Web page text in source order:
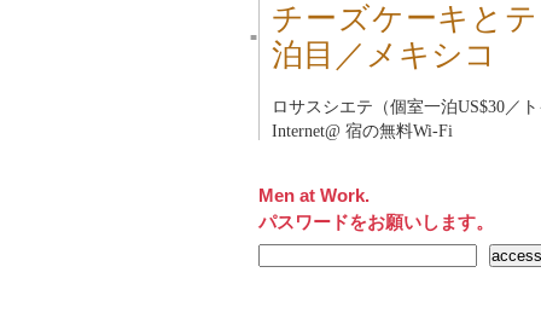
■
チーズケーキと
泊目／メキシコ
ロサスシエテ（個室一泊US$30／
Internet@ 宿の無料Wi-Fi
Men at Work.
パスワードをお願いします。